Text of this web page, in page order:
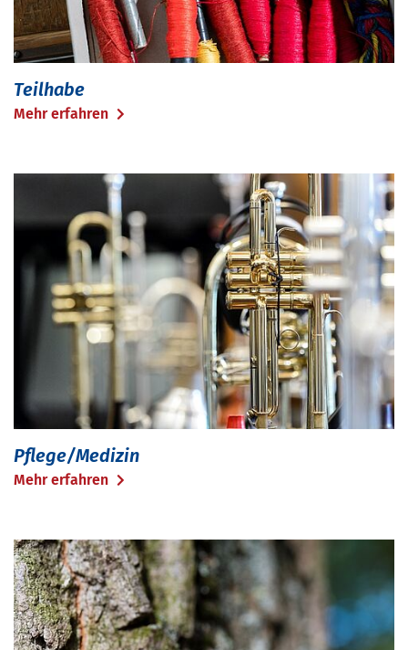
Teilhabe
Mehr erfahren
Pflege/Medizin
Mehr erfahren